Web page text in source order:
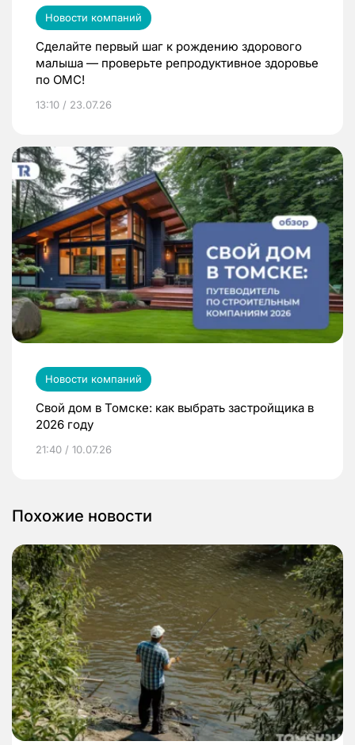
Новости компаний
Сделайте первый шаг к рождению здорового
малыша — проверьте репродуктивное здоровье
по ОМС!
13:10 / 23.07.26
Новости компаний
Свой дом в Томске: как выбрать застройщика в
2026 году
21:40 / 10.07.26
Похожие новости